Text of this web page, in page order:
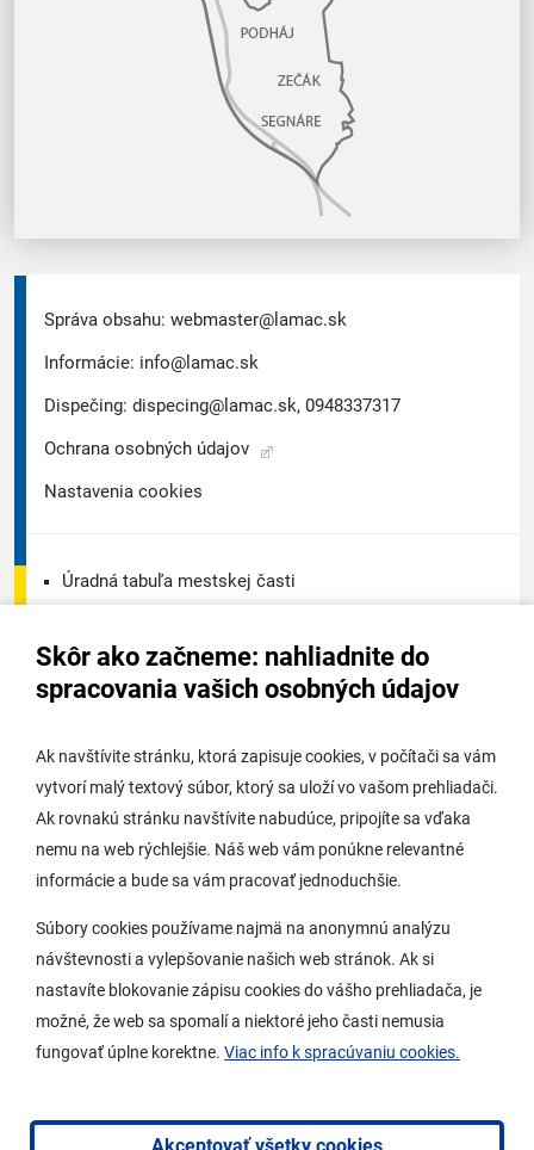
Skôr ako začneme: nahliadnite do
spracovania vašich osobných údajov
Ak navštívite stránku, ktorá zapisuje cookies, v počítači sa vám
vytvorí malý textový súbor, ktorý sa uloží vo vašom prehliadači.
Ak rovnakú stránku navštívite nabudúce, pripojíte sa vďaka
nemu na web rýchlejšie. Náš web vám ponúkne relevantné
informácie a bude sa vám pracovať jednoduchšie.
Súbory cookies používame najmä na anonymnú analýzu
návštevnosti a vylepšovanie našich web stránok. Ak si
nastavíte blokovanie zápisu cookies do vášho prehliadača, je
možné, že web sa spomalí a niektoré jeho časti nemusia
fungovať úplne korektne. Viac info k spracúvaniu cookies.
Správa obsahu: webmaster@lamac.sk
Informácie: info@lamac.sk
Dispečing: dispecing@lamac.sk, 0948337317
Ochrana osobných údajov
Nastavenia cookies
Úradná tabuľa mestskej časti
Úradná tabuľa stavebného úradu
Potrebujem vybaviť
Samospráva
O Lamači
Mobilná aplikácia
Kontakty